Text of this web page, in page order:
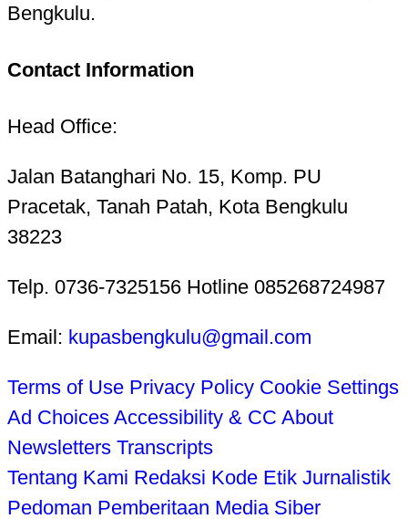
Bengkulu.
Contact Information
Head Office:
Jalan Batanghari No. 15, Komp. PU
Pracetak, Tanah Patah, Kota Bengkulu
38223
Telp. 0736-7325156 Hotline 085268724987
Email: kupasbengkulu@gmail.com
Terms of Use Privacy Policy Cookie Settings
Ad Choices Accessibility & CC About
Newsletters Transcripts
Tentang Kami Redaksi Kode Etik Jurnalistik
Pedoman Pemberitaan Media Siber